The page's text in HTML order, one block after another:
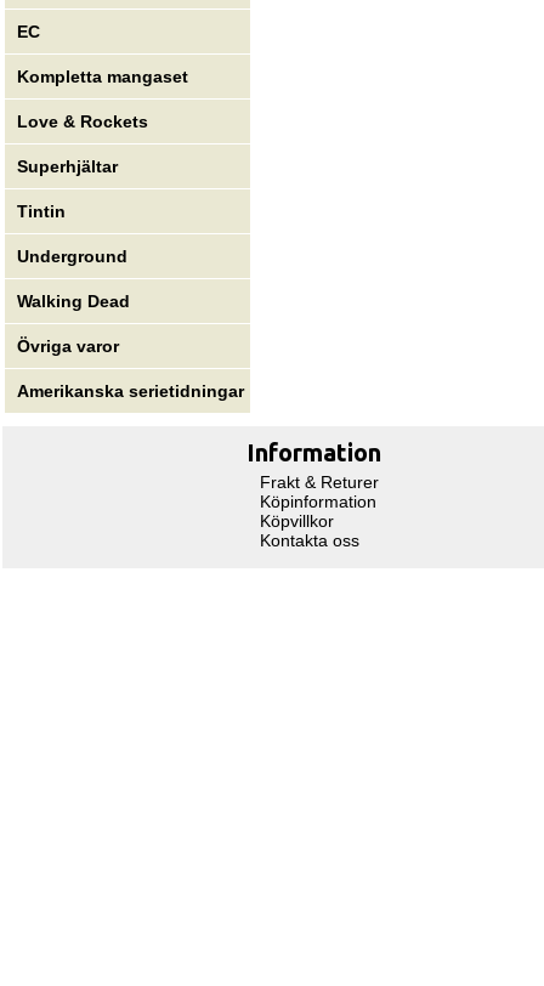
EC
Kompletta mangaset
Love & Rockets
Superhjältar
Tintin
Underground
Walking Dead
Övriga varor
Amerikanska serietidningar
Information
Frakt & Returer
Köpinformation
Köpvillkor
Kontakta oss